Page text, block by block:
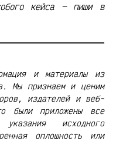
кейса — пиши в
и материалы из
Мы признаем и ценим
издателей и веб-
были приложены все
исходного
оплошность или